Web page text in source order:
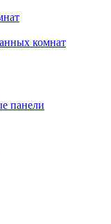
комнат
панели